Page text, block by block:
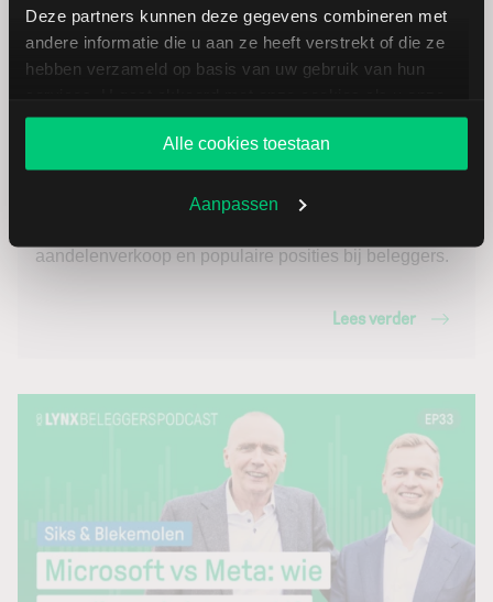
Deze partners kunnen deze gegevens combineren met
andere informatie die u aan ze heeft verstrekt of die ze
hebben verzameld op basis van uw gebruik van hun
website blijft gebruiken.
Alle cookies toestaan
Aanpassen
Uber en Disney: cijfers zorgen voor een grillige beurs
07-08-2026
Kwartaalcijfers van AMD, Uber, Disney en meer: AI,
aandelenverkoop en populaire posities bij beleggers.
Lees verder